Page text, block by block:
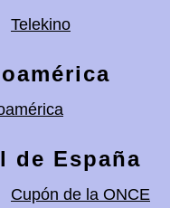
Telekino
de España
Cupón de la ONCE